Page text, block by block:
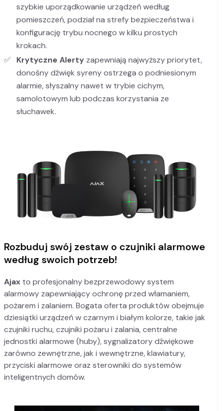
szybkie uporządkowanie urządzeń według
pomieszczeń, podział na strefy bezpieczeństwa i
konfigurację trybu nocnego w kilku prostych
krokach.
Krytyczne Alerty zapewniają najwyższy priorytet,
donośny dźwięk syreny ostrzega o podniesionym
alarmie, słyszalny nawet w trybie cichym,
samolotowym lub podczas korzystania ze
słuchawek.
Rozbuduj swój zestaw o czujniki alarmowe
według swoich potrzeb!
Ajax to profesjonalny bezprzewodowy system
alarmowy zapewniający ochronę przed włamaniem,
pożarem i zalaniem. Bogata oferta produktów obejmuje
dziesiątki urządzeń w czarnym i białym kolorze, takie jak
czujniki ruchu, czujniki pożaru i zalania, centralne
jednostki alarmowe (huby), sygnalizatory dźwiękowe
zarówno zewnętrzne, jak i wewnętrzne, klawiatury,
przyciski alarmowe oraz sterowniki do systemów
inteligentnych domów.